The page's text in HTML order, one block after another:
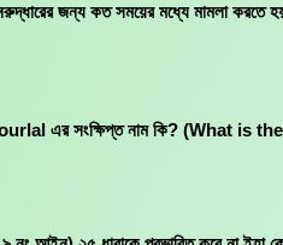
পুনরুদ্ধারের জন্য কত সময়ের মধ্যে
Law Jourlal এর সংক্ষিপ্ত নাম কি?